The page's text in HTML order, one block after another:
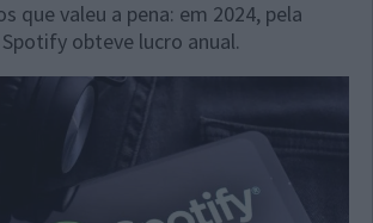
que valeu a pena: em 2024, pela
obteve lucro anual.